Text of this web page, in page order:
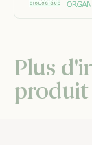
Plus
produit